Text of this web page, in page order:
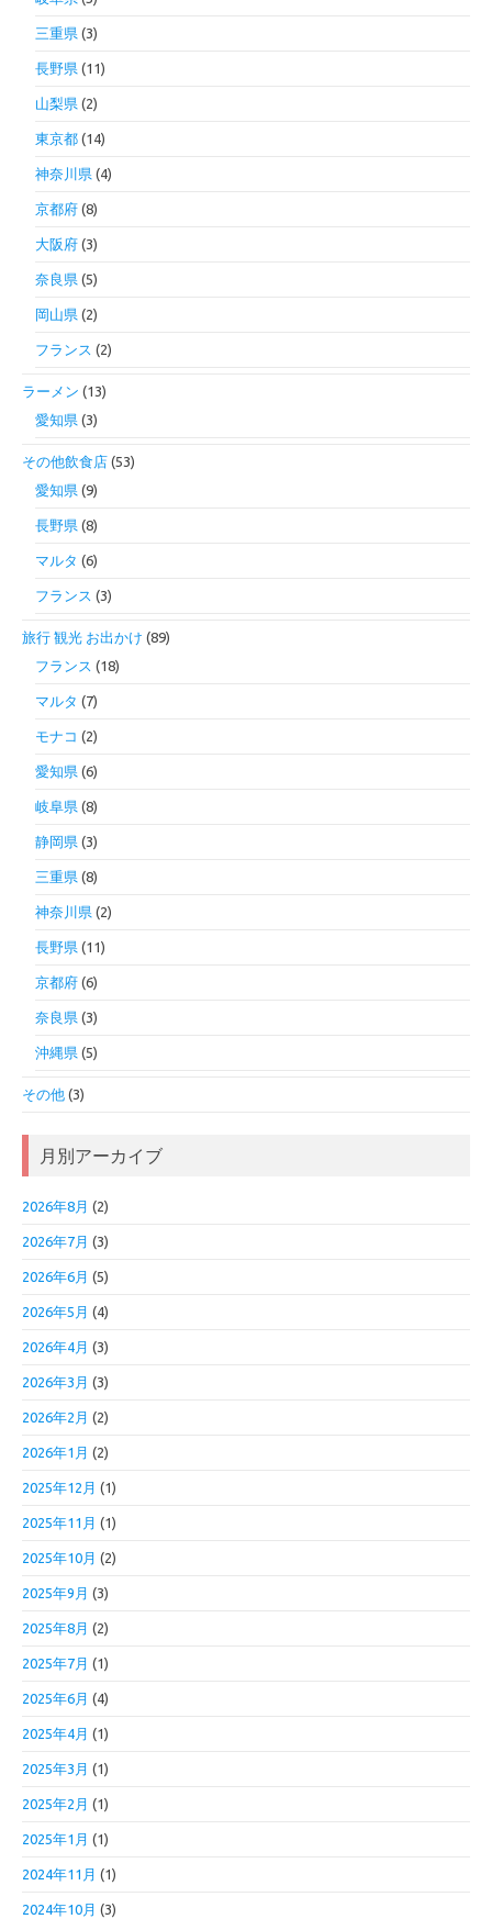
三重県 (3)
長野県 (11)
山梨県 (2)
東京都 (14)
神奈川県 (4)
京都府 (8)
大阪府 (3)
奈良県 (5)
岡山県 (2)
フランス (2)
ラーメン (13)
愛知県 (3)
その他飲食店 (53)
愛知県 (9)
長野県 (8)
マルタ (6)
フランス (3)
旅行 観光 お出かけ (89)
フランス (18)
マルタ (7)
モナコ (2)
愛知県 (6)
岐阜県 (8)
静岡県 (3)
三重県 (8)
神奈川県 (2)
長野県 (11)
京都府 (6)
奈良県 (3)
沖縄県 (5)
その他 (3)
月別アーカイブ
2026年8月 (2)
2026年7月 (3)
2026年6月 (5)
2026年5月 (4)
2026年4月 (3)
2026年3月 (3)
2026年2月 (2)
2026年1月 (2)
2025年12月 (1)
2025年11月 (1)
2025年10月 (2)
2025年9月 (3)
2025年8月 (2)
2025年7月 (1)
2025年6月 (4)
2025年4月 (1)
2025年3月 (1)
2025年2月 (1)
2025年1月 (1)
2024年11月 (1)
2024年10月 (3)